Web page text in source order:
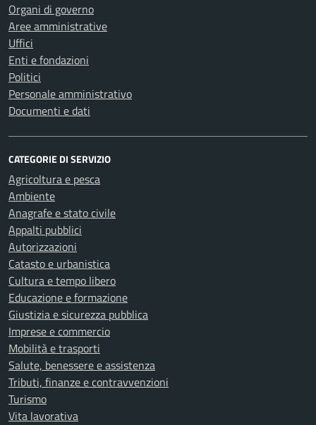
Organi di governo
Aree amministrative
Uffici
Enti e fondazioni
Politici
Personale amministrativo
Documenti e dati
CATEGORIE DI SERVIZIO
Agricoltura e pesca
Ambiente
Anagrafe e stato civile
Appalti pubblici
Autorizzazioni
Catasto e urbanistica
Cultura e tempo libero
Educazione e formazione
Giustizia e sicurezza pubblica
Imprese e commercio
Mobilità e trasporti
Salute, benessere e assistenza
Tributi, finanze e contravvenzioni
Turismo
Vita lavorativa